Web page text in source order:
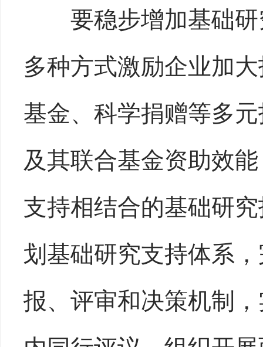
要稳步增加基础研
多种方式激励企业加
基金、科学捐赠等多
及其联合基金资助效
支持相结合的基础研
划基础研究支持体系
报、评审和决策机制